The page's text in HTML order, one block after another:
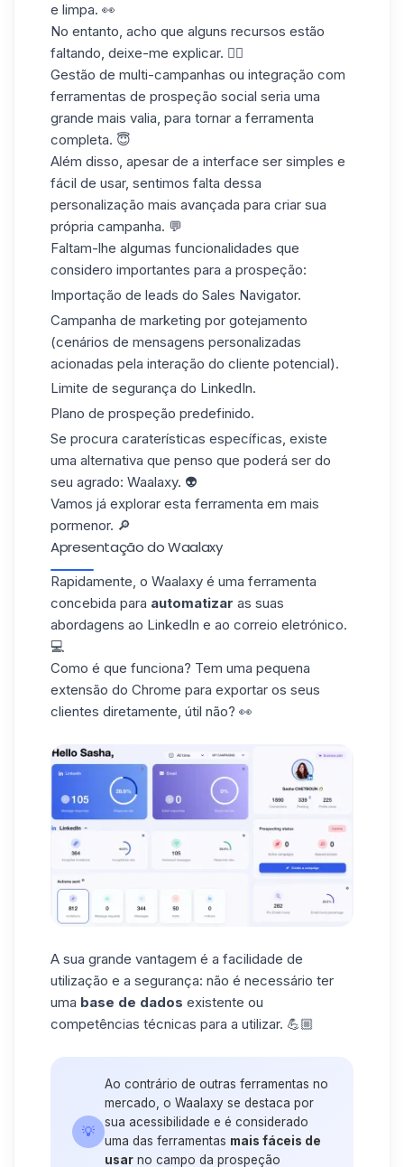
e limpa. 👀
No entanto, acho que alguns recursos estão
faltando, deixe-me explicar. 👇🏼
Gestão de multi-campanhas ou integração com
ferramentas de prospeção social seria uma
grande mais valia, para tornar a ferramenta
completa. 😇
Além disso, apesar de a interface ser simples e
fácil de usar, sentimos falta dessa
personalização mais avançada para criar sua
própria campanha. 💬
Faltam-lhe algumas funcionalidades que
considero importantes para a prospeção:
Importação de leads do Sales Navigator.
Campanha de marketing por gotejamento
(cenários de mensagens personalizadas
acionadas pela interação do cliente potencial).
Limite de segurança do LinkedIn.
Plano de prospeção predefinido.
Se procura caraterísticas específicas, existe
uma alternativa que penso que poderá ser do
seu agrado: Waalaxy. 👽
Vamos já explorar esta ferramenta em mais
pormenor. 🔎
Apresentação do Waalaxy
Rapidamente, o Waalaxy é uma ferramenta
concebida para automatizar as suas
abordagens ao LinkedIn e ao correio eletrónico.
💻
Como é que funciona? Tem uma pequena
extensão do Chrome para exportar os seus
clientes diretamente, útil não? 👀
A sua grande vantagem é a facilidade de
utilização e a segurança: não é necessário ter
uma base de dados existente ou
competências técnicas para a utilizar. 💪🏼
💡
Ao contrário de outras ferramentas no
mercado, o Waalaxy se destaca por
sua acessibilidade e é considerado
uma das ferramentas mais fáceis de
usar no campo da prospeção